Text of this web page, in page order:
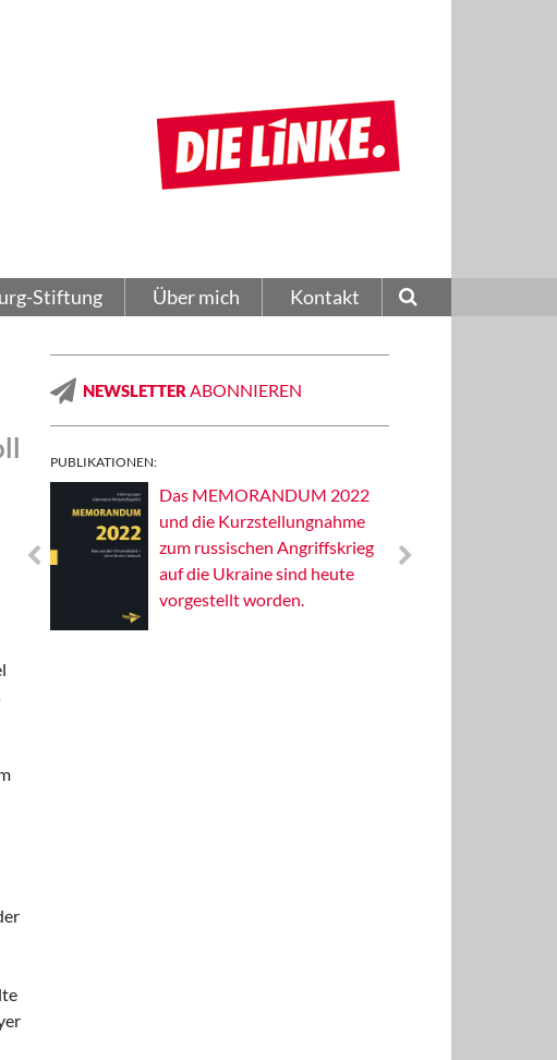
Stiftung Über mich Kontakt
NEWSLETTER ABONNIEREN
PUBLIKATIONEN:
Das MEMORANDUM 2022
und die Kurzstellungnahme
zum russischen Angriffskrieg
auf die Ukraine sind heute
vorgestellt worden.